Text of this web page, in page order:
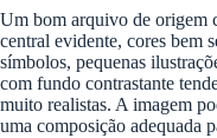
Um bom arquivo de origem
central evidente, cores bem
símbolos, pequenas
com fundo contrastante
muito realistas. A imagem
uma composição adequada